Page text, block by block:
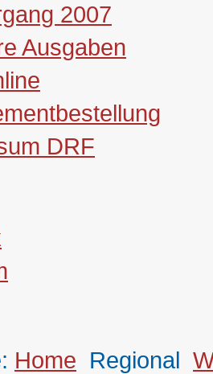
2007
Ausgaben
DRF
Home Regional